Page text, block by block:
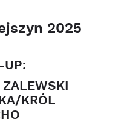
2025
UP:
ZALEWSKI
KRÓL